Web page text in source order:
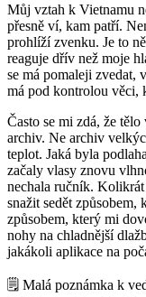
Můj vztah k Vietnamu
přesně ví, kam patří.
prohlíží zvenku. Je to
reaguje dřív než moje
se má pomaleji zvedat,
má pod kontrolou věci,
Často se mi zdá, že
archiv. Ne archiv
teplot. Jaká byla
začaly vlasy znovu
nechala ručník. Kolikrát
snažit sedět způsobem,
způsobem, který mi
nohy na chladnější
jakákoli aplikace na
🗒️ Malá poznámka k